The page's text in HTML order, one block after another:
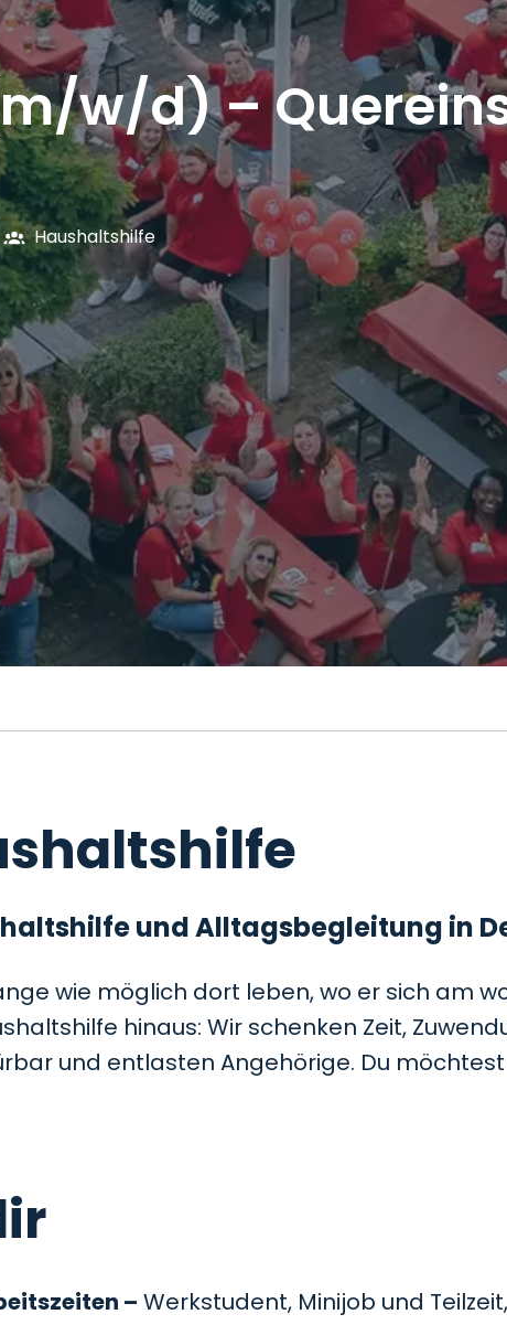
w/d) –
Haushaltshilfe
und Alltagsbegleitung in
wie möglich dort leben, wo er sich am
hinaus: Wir schenken Zeit,
und entlasten Angehörige. Du
– Werkstudent, Minijob und